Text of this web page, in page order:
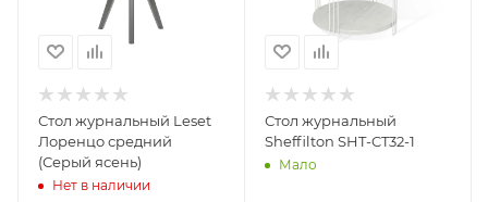
Стол журнальный Leset
Лоренцо средний
(Серый ясень)
Нет в наличии
Стол журнальный
Sheffilton SHT-CT32-1
Мало